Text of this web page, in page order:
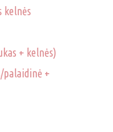
kelnės
+ kelnės)
palaidinė +